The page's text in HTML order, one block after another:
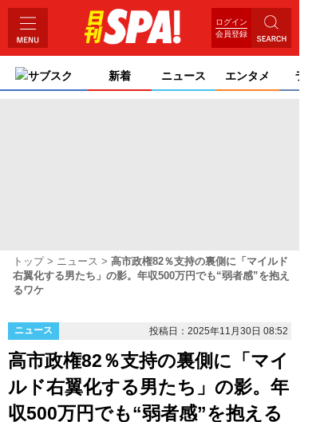
ログイン
会員登録
サブスク 新着 ニュース エンタメ ライ
トップ ニュース
高市政権82％支持の裏側に「マイルド
右翼化する男たち」の影。年収500万円でも“弱者感”を抱え
るワケ
ニュース 投稿日：2025年11月30日 08:52
高市政権82％支持の裏側に「マイ
ルド右翼化する男たち」の影。年
収500万円でも“弱者感”を抱える